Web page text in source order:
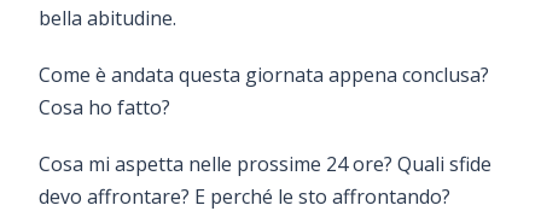
bella abitudine.
Come è andata questa giornata appena conclusa?
Cosa ho fatto?
Cosa mi aspetta nelle prossime 24 ore? Quali sfide
devo affrontare? E perché le sto affrontando?